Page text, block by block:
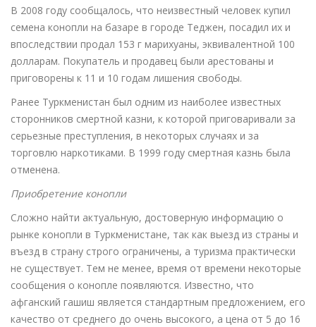
В 2008 году сообщалось, что неизвестный человек купил
семена конопли на базаре в городе Теджен, посадил их и
впоследствии продал 153 г марихуаны, эквивалентной 100
долларам. Покупатель и продавец были арестованы и
приговорены к 11 и 10 годам лишения свободы.
Ранее Туркменистан был одним из наиболее известных
сторонников смертной казни, к которой приговаривали за
серьезные преступления, в некоторых случаях и за
торговлю наркотиками. В 1999 году смертная казнь была
отменена.
Приобретение конопли
Сложно найти актуальную, достоверную информацию о
рынке конопли в Туркменистане, так как выезд из страны и
въезд в страну строго ограничены, а туризма практически
не существует. Тем не менее, время от времени некоторые
сообщения о конопле появляются. Известно, что
афганский гашиш является стандартным предложением, его
качество от среднего до очень высокого, а цена от 5 до 16